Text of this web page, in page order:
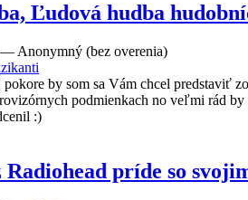
Ľudová hudba
— Anonymný (bez overenia)
by som sa Vám chcel predstaviť
podmienkach no veľmi rád
:)
príde so